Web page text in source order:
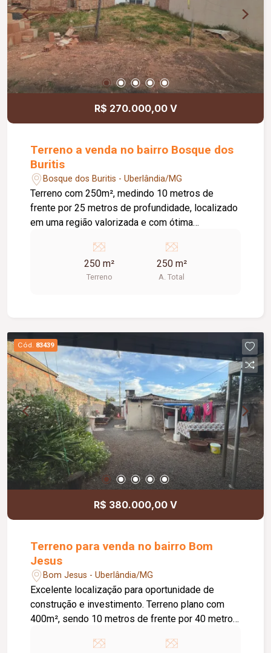
R$ 270.000,00 V
Terreno a venda no bairro Bosque dos
Buritis
Bosque dos Buritis - Uberlândia/MG
Terreno com 250m², medindo 10 metros de
frente por 25 metros de profundidade, localizado
em uma região valorizada e com ótima
construção residencial, oferecendo praticidade,
tranquilidade e fácil acesso às principais vias da
opção para quem busca um terreno bem
localizado para morar ou investir em uma das
regiões que mais crescem em Uberlândia!
250 m²
Terreno
250 m²
A. Total
Cód. 83439
R$ 380.000,00 V
Terreno para venda no bairro Bom
Jesus
Bom Jesus - Uberlândia/MG
Excelente localização para oportunidade de
construção e investimento. Terreno plano com
400m², sendo 10 metros de frente por 40 metros
ou comerciais. Localizado em uma região